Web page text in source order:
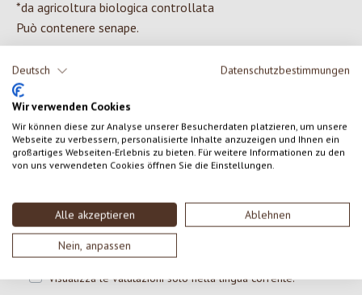
Deutsch Datenschutzbestimmungen
Wir verwenden Cookies
Wir können diese zur Analyse unserer Besucherdaten platzieren, um unsere
Webseite zu verbessern, personalisierte Inhalte anzuzeigen und Ihnen ein
großartiges Webseiten-Erlebnis zu bieten. Für weitere Informationen zu den
von uns verwendeten Cookies öffnen Sie die Einstellungen.
Alle akzeptieren Ablehnen
Nein, anpassen
*da agricoltura biologica controllata
Può contenere senape.
0 di 0 valutazioni
Valutazione media di 0 su 5 stelle
Formula una valutazione!
SCRIVERE UNA RECENSIONE
Visualizza le valutazioni solo nella lingua corrente.